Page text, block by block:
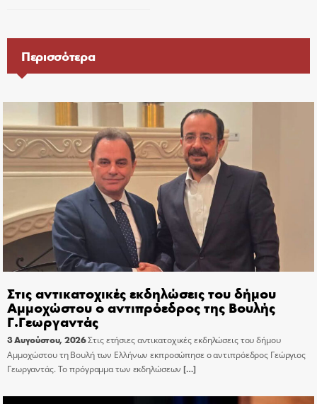
Περισσότερα
Στις αντικατοχικές εκδηλώσεις του δήμου
Αμμοχώστου ο αντιπρόεδρος της Βουλής
Γ.Γεωργαντάς
3 Αυγούστου, 2026Στις ετήσιες αντικατοχικές εκδηλώσεις του δήμου
Αμμοχώστου τη Βουλή των Ελλήνων εκπροσώπησε ο αντιπρόεδρος Γεώργιος
Γεωργαντάς. Το πρόγραμμα των εκδηλώσεων […]